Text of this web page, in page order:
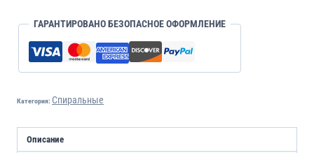
ГАРАНТИРОВАНО БЕЗОПАСНОЕ ОФОРМЛЕНИЕ
Категория: Спиральные
Описание